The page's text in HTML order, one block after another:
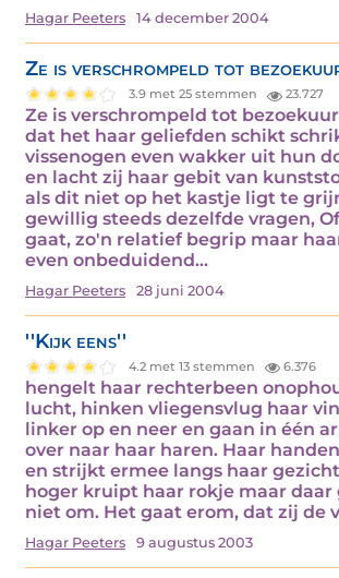
Hagar Peeters 14 december 2004
Ze is verschrompeld tot
3.9 met 25 stemmen 23.727
Ze is verschrompeld tot
dat het haar geliefden schikt
vissenogen even wakker uit hun
en lacht zij haar gebit van
als dit niet op het kastje ligt te
gewillig steeds dezelfde vragen,
gaat, zo'n relatief begrip maar
even onbeduidend…
Hagar Peeters 28 juni 2004
''Kijk eens''
4.2 met 13 stemmen 6.376
hengelt haar rechterbeen
lucht, hinken vliegensvlug haar
linker op en neer en gaan in één
over naar haar haren. Haar
en strijkt ermee langs haar
hoger kruipt haar rokje maar daar
niet om. Het gaat erom, dat zij de
Hagar Peeters 9 augustus 2003